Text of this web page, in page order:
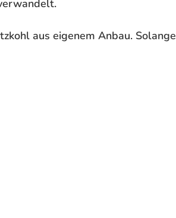
aus eigenem Anbau. Solange